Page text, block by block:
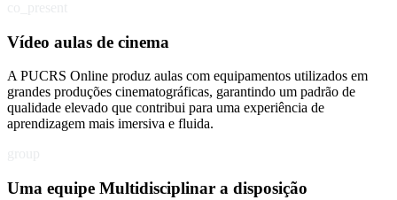
Vídeo aulas de cinema
A PUCRS Online produz aulas com equipamentos utilizados em
grandes produções cinematográficas, garantindo um padrão de
qualidade elevado que contribui para uma experiência de
aprendizagem mais imersiva e fluida.
Uma equipe Multidisciplinar a disposição